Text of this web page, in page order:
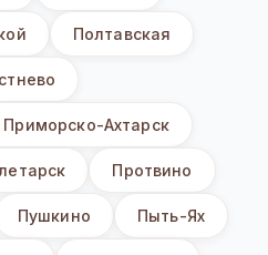
Полтавская
Приморско-Ахтарск
Протвино
Пушкино Пыть-Ях